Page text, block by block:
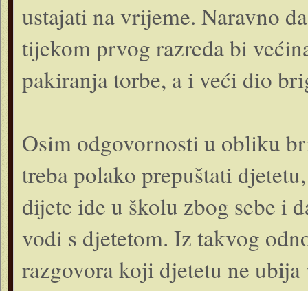
ustajati na vrijeme. Naravno
tijekom prvog razreda bi
pakiranja torbe, a i veći dio
Osim odgovornosti u obliku
treba polako prepuštati
dijete ide u školu zbog sebe i
vodi s djetetom. Iz takvog
razgovora koji djetetu ne